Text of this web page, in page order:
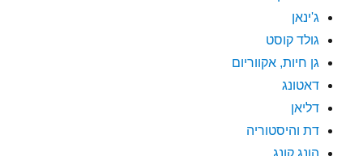
ג'ינאן
גולד קוסט
גן חיות, אקווריום
דאטונג
דליאן
דת והיסטוריה
הונג קונג